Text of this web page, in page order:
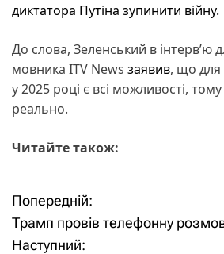
диктатора Путіна зупинити війну.
До слова, Зеленський в інтерв’ю
мовника ITV News заявив, що для
у 2025 році є всі можливості,
реально.
Читайте також:
Н
а
Попередній:
Трамп провів телефонну
Наступний: